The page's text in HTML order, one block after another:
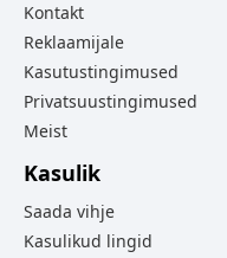
Kontakt
Reklaamijale
Kasutustingimused
Privatsuustingimused
Meist
Kasulik
Saada vihje
Kasulikud lingid